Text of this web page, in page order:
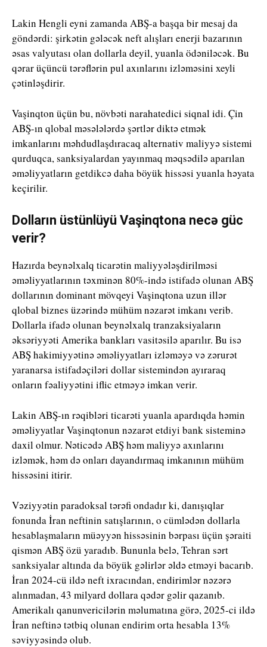
Lakin Hengli eyni zamanda ABŞ-a başqa bir mesaj da
göndərdi: şirkətin gələcək neft alışları enerji bazarının
əsas valyutası olan dollarla deyil, yuanla ödəniləcək. Bu
qərar üçüncü tərəflərin pul axınlarını izləməsini xeyli
çətinləşdirir.
Vaşinqton üçün bu, növbəti narahatedici siqnal idi. Çin
ABŞ-ın qlobal məsələlərdə şərtlər diktə etmək
imkanlarını məhdudlaşdıracaq alternativ maliyyə sistemi
qurduqca, sanksiyalardan yayınmaq məqsədilə aparılan
əməliyyatların getdikcə daha böyük hissəsi yuanla həyata
keçirilir.
Dolların üstünlüyü Vaşinqtona necə güc
verir?
Hazırda beynəlxalq ticarətin maliyyələşdirilməsi
əməliyyatlarının təxminən 80%-ində istifadə olunan ABŞ
dollarının dominant mövqeyi Vaşinqtona uzun illər
qlobal biznes üzərində mühüm nəzarət imkanı verib.
Dollarla ifadə olunan beynəlxalq tranzaksiyaların
əksəriyyəti Amerika bankları vasitəsilə aparılır. Bu isə
ABŞ hakimiyyətinə əməliyyatları izləməyə və zərurət
yaranarsa istifadəçiləri dollar sistemindən ayıraraq
onların fəaliyyətini iflic etməyə imkan verir.
Lakin ABŞ-ın rəqibləri ticarəti yuanla apardıqda həmin
əməliyyatlar Vaşinqtonun nəzarət etdiyi bank sisteminə
daxil olmur. Nəticədə ABŞ həm maliyyə axınlarını
izləmək, həm də onları dayandırmaq imkanının mühüm
hissəsini itirir.
Vəziyyətin paradoksal tərəfi ondadır ki, danışıqlar
fonunda İran neftinin satışlarının, o cümlədən dollarla
hesablaşmaların müəyyən hissəsinin bərpası üçün şəraiti
qismən ABŞ özü yaradıb. Bununla belə, Tehran sərt
sanksiyalar altında da böyük gəlirlər əldə etməyi bacarıb.
İran 2024-cü ildə neft ixracından, endirimlər nəzərə
alınmadan, 43 milyard dollara qədər gəlir qazanıb.
Amerikalı qanunvericilərin məlumatına görə, 2025-ci ildə
İran neftinə tətbiq olunan endirim orta hesabla 13%
səviyyəsində olub.